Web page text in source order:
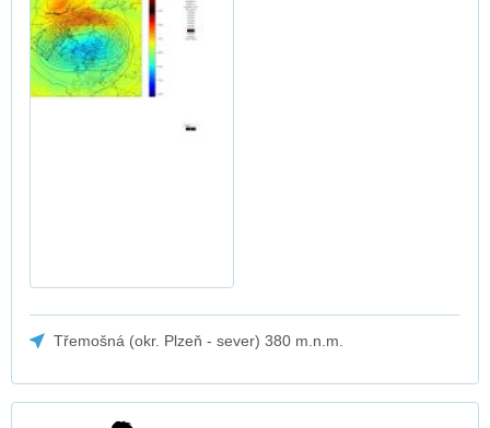
Třemošná (okr. Plzeň - sever) 380 m.n.m.